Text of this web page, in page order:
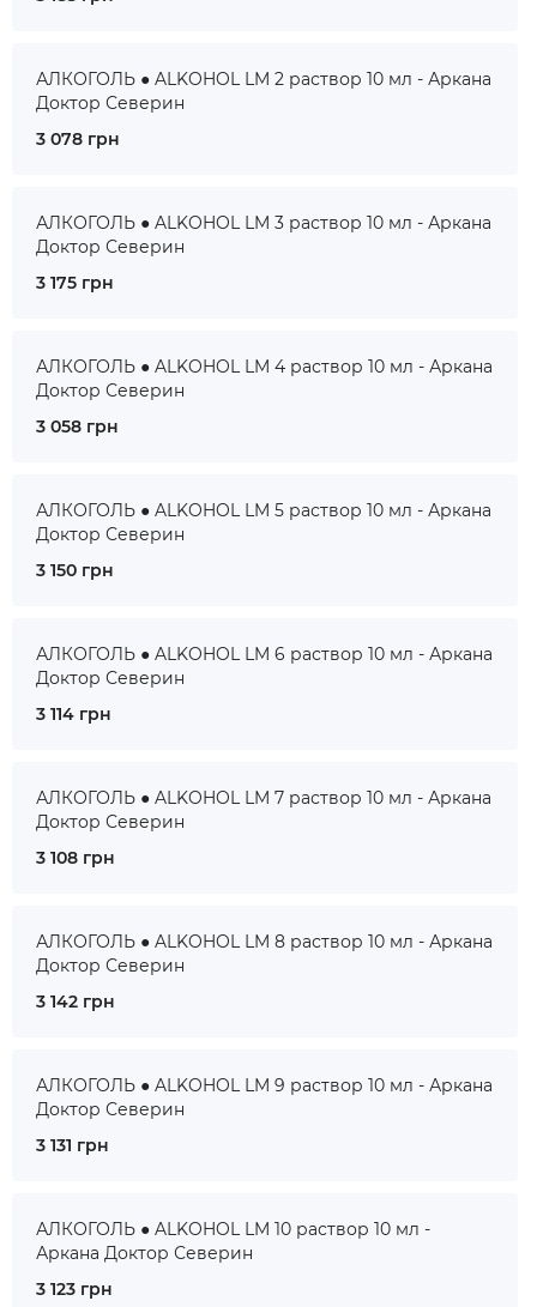
АЛКОГОЛЬ ● ALKOHOL LM 2 раствор 10 мл - Аркана
Доктор Северин
3 078 грн
АЛКОГОЛЬ ● ALKOHOL LM 3 раствор 10 мл - Аркана
Доктор Северин
3 175 грн
АЛКОГОЛЬ ● ALKOHOL LM 4 раствор 10 мл - Аркана
Доктор Северин
3 058 грн
АЛКОГОЛЬ ● ALKOHOL LM 5 раствор 10 мл - Аркана
Доктор Северин
3 150 грн
АЛКОГОЛЬ ● ALKOHOL LM 6 раствор 10 мл - Аркана
Доктор Северин
3 114 грн
АЛКОГОЛЬ ● ALKOHOL LM 7 раствор 10 мл - Аркана
Доктор Северин
3 108 грн
АЛКОГОЛЬ ● ALKOHOL LM 8 раствор 10 мл - Аркана
Доктор Северин
3 142 грн
АЛКОГОЛЬ ● ALKOHOL LM 9 раствор 10 мл - Аркана
Доктор Северин
3 131 грн
АЛКОГОЛЬ ● ALKOHOL LM 10 раствор 10 мл -
Аркана Доктор Северин
3 123 грн